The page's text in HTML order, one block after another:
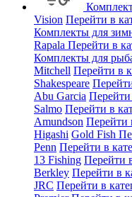
Vision Перейти в
Комплекты для
Rapala Перейти в
Комплекты для
Mitchell Перейти в
Shakespeare
Abu Garcia
Salmo Перейти в
Amundson Перейти
Higashi Gold Fish
Penn Перейти в
13 Fishing Перейти
Berkley Перейти в
JRC Перейти в